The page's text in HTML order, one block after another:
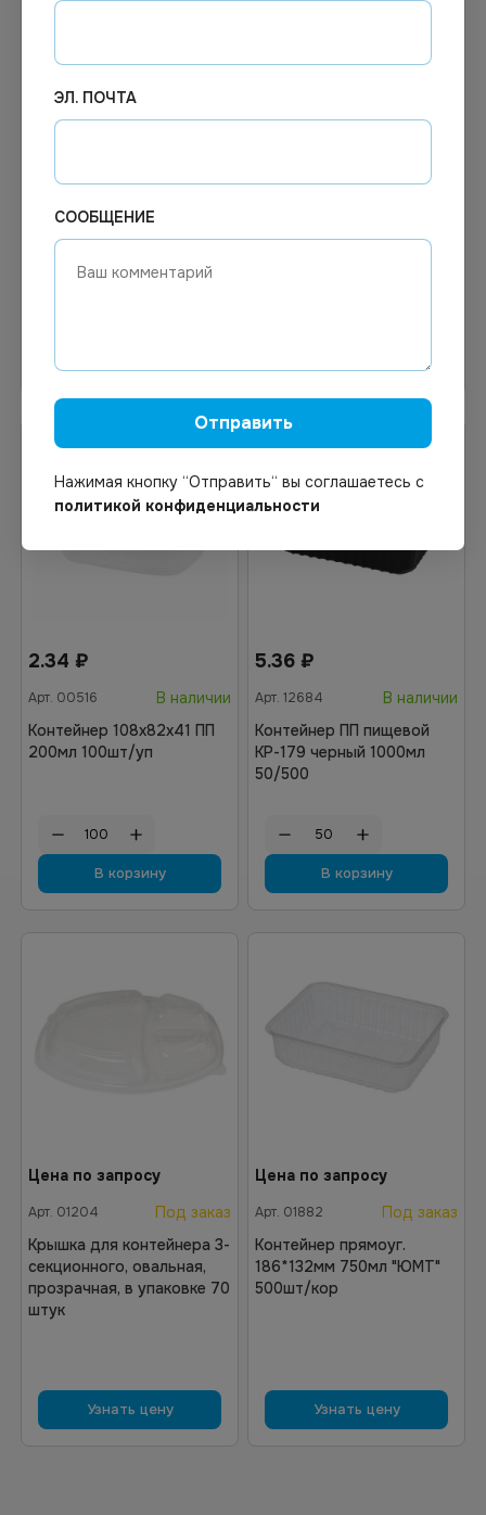
4.01₽
250мл 100шт/уп
Цена по запросу
прозрачная, в коробке
2.34 ₽
Арт. 00516
В наличии
Контейнер 108х82х41 ПП
200мл 100шт/уп
В корзину
5.36 ₽
Арт. 12684
В наличии
Контейнер ПП пищевой
КР-179 черный 1000мл
50/500
В корзину
Цена по запросу
Арт. 01204
Под заказ
Крышка для контейнера 3-
секционного, овальная,
прозрачная, в упаковке 70
штук
Узнать цену
Цена по запросу
Арт. 01882
Под заказ
Контейнер прямоуг.
186*132мм 750мл "ЮМТ"
500шт/кор
Узнать цену
ЭЛ. ПОЧТА
СООБЩЕНИЕ
Отправить
Нажимая кнопку “Отправить“ вы соглашаетесь с
политикой конфиденциальности